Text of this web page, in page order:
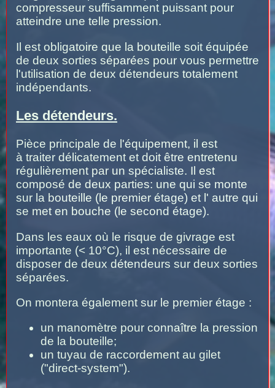
compresseur suffisamment puissant pour
atteindre une telle pression.
Il est obligatoire que la bouteille soit équipée
de deux sorties séparées pour vous permettre
l'utilisation de deux détendeurs totalement
indépendants.
Les détendeurs.
Pièce principale de l'équipement, il est
à traiter délicatement et doit être entretenu
régulièrement par un spécialiste. Il est
composé de deux parties: une qui se monte
sur la bouteille (le premier étage) et l' autre qui
se met en bouche (le second étage).
Dans les eaux où le risque de givrage est
importante (< 10°C), il est nécessaire de
disposer de deux détendeurs sur deux sorties
séparées.
On montera également sur le premier étage :
un manomètre pour connaître la pression
de la bouteille;
un tuyau de raccordement au gilet
("direct-system").